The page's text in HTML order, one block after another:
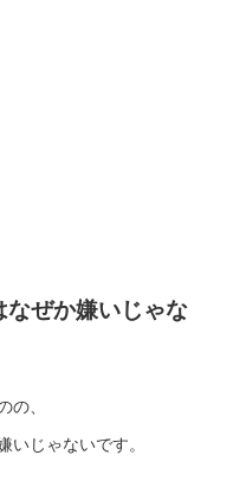
なぜか嫌いじゃな
の、
いじゃないです。